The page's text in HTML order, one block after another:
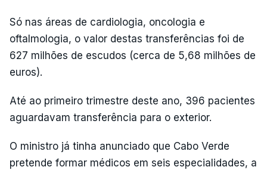
Só nas áreas de cardiologia, oncologia e
oftalmologia, o valor destas transferências foi de
627 milhões de escudos (cerca de 5,68 milhões de
euros).
Até ao primeiro trimestre deste ano, 396 pacientes
aguardavam transferência para o exterior.
O ministro já tinha anunciado que Cabo Verde
pretende formar médicos em seis especialidades, a